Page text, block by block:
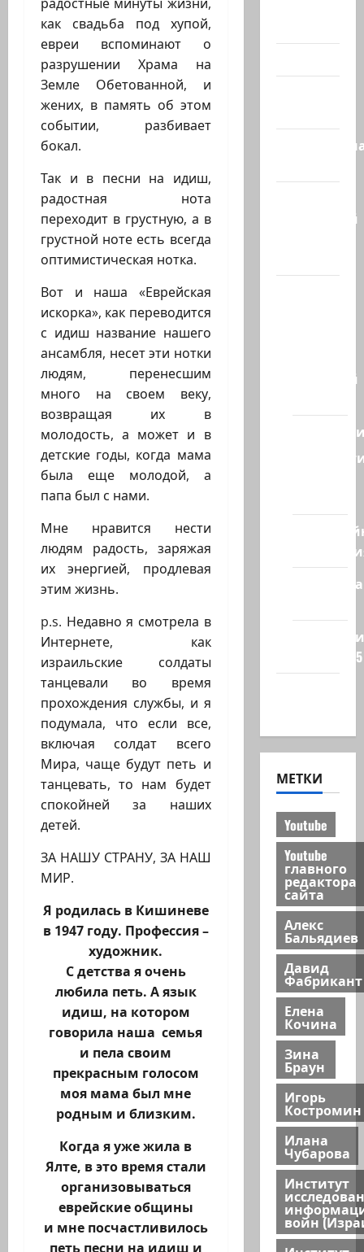
как свадьба под хупой,
евреи вспоминают о
разрушении Храма на
Земле Обетованной, и
жених, в память об этом
событии, разбивает
бокал.
Так и в песни на идиш,
радостная нота
переходит в грустную, а в
грустной ноте есть всегда
оптимистическая нотка.
Вот и наша «Еврейская
искорка», как переводится
с идиш название нашего
ансамбля, несет эти нотки
людям, перенесшим
много на своем веку,
возвращая их в
молодость, а может и в
детские годы, когда мама
была еще молодой, а
папа был с нами.
Мне нравится нести
людям радость, заряжая
их энергией, продлевая
этим жизнь.
p.s. Недавно я смотрела в
Интернете, как
израильские солдаты
танцевали во время
прохождения службы, и я
подумала, что если все,
включая солдат всего
Мира, чаще будут петь и
танцевать, то нам будет
спокойней за наших
детей.
ЗА НАШУ СТРАНУ, ЗА НАШ
МИР.
Я родилась в Кишиневе
в 1947 году. Профессия –
художник.
С детства я очень
любила петь. А язык
идиш, на котором
говорила наша семья
и пела своим
прекрасным голосом
моя мама был мне
родным и близким.
Когда я уже жила в
Ялте, в это время стали
организовываться
еврейские общины
и мне посчастливилось
петь песни на идиш и
Котлярский
Ближний
Полемика
сайта 2025
МЕТКИ
Youtube
Youtube
главного
редактора
сайта
Алекс
Бальядиев
Давид
Фабрикант
Елена
Кочина
Зина
Браун
Игорь
Костромин
Илана
Чубарова
Институт
войн